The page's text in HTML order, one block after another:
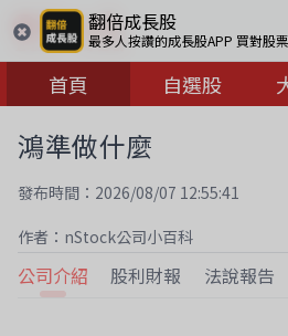
翻倍成長股
最多人按讚的成長股APP 買對股
首頁 自選股
鴻準做什麼
發布時間：2026/08/07 12:55:41
作者：nStock公司小百科
公司介紹 股利財報 法說報告